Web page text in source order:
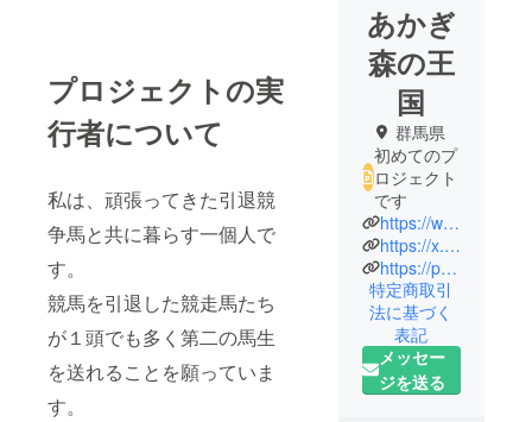
プロジェクトの実
行者について
私は、頑張ってきた引退競
争馬と共に暮らす一個人で
す。
競馬を引退した競走馬たち
が１頭でも多く第二の馬生
を送れることを願っていま
す。
あかぎ
森の王
国
群馬県
初めてのプ
ロジェクト
です
https://www.instagram.com/mana_bagus?igsh=ZmswNnJjbHZrcnE4&utm_source=qr
https://x.com/manasurf0315?t=vxIXRqF30LL_1F1NXZ7yjw&s=06
https://profu.link/u/flapwings703
特定商取引
法に基づく
表記
メッセー
ジを送る